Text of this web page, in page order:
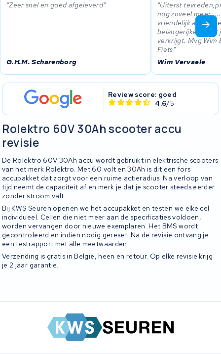
Zeer snel en goed afgeleverd
G.H.M. Scharenborg
Uiterst
nog zoveel
vriendelijk aan de
belangerijker is dat
verkrijgt. Mvg Wim
Fiets
Wim Vervaele
Review score: goed
4.6/5
Rolektro 60V 30Ah scooter accu
revisie
De Rolektro 60V 30Ah accu wordt gebruikt in elektrische scooters
van het merk Rolektro. Met 60 volt en 30Ah is dit een fors
accupakket dat zorgt voor een ruime actieradius. Na verloop van
tijd neemt de capaciteit af en merk je dat je scooter steeds eerder
zonder stroom valt.
Bij KWS Seuren openen we het accupakket en testen we elke cel
individueel. Cellen die niet meer aan de specificaties voldoen,
worden vervangen door nieuwe exemplaren. Het BMS wordt
gecontroleerd en indien nodig gereset. Na de revisie ontvang je
een testrapport met alle meetwaarden.
Verzending is gratis in België, heen en retour. Op elke revisie krijg
je 2 jaar garantie.